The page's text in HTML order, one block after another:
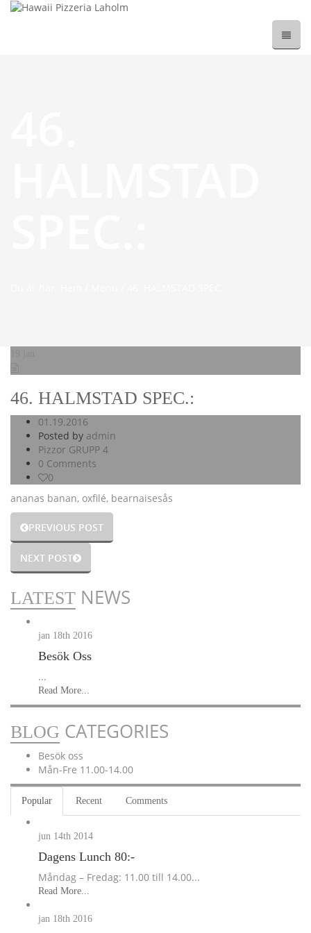
46. HALMSTAD SPEC.:
01.19.2016
Posted by admin
Pizzor GRUPP 4
0 Comments
0
ananas banan, oxfilé, bearnaisesås
PREVIOUS POST
NEXT POST
LATEST NEWS
jan 18th 2016
Besök Oss
...
Read More...
BLOG CATEGORIES
Besök oss
Mån-Fre 11.00-14.00
Popular Recent Comments
jun 14th 2014
Dagens Lunch 80:-
Måndag – Fredag: 11.00 till 14.00...
Read More...
jan 18th 2016